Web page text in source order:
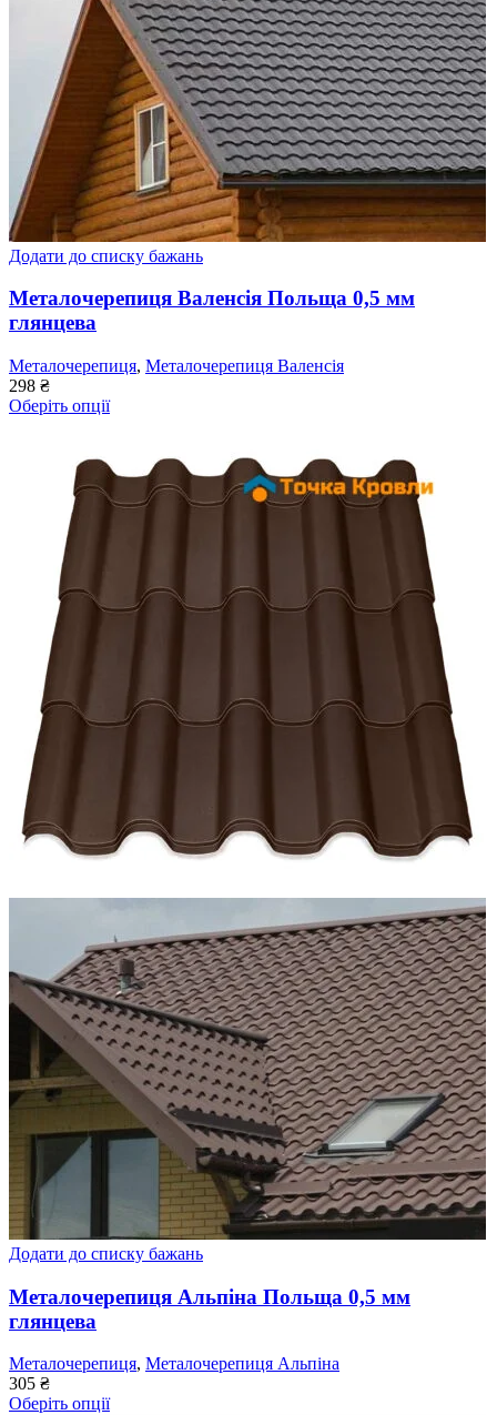
Додати до списку бажань
Металочерепиця Валенсія Польща 0,5 мм
глянцева
Металочерепиця, Металочерепиця Валенсія
298 ₴
Оберіть опції
Додати до списку бажань
Металочерепиця Альпіна Польща 0,5 мм
глянцева
Металочерепиця, Металочерепиця Альпіна
305 ₴
Оберіть опції